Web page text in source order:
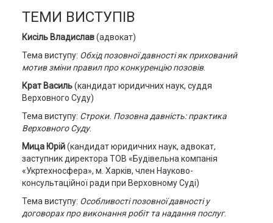
ТЕМИ ВИСТУПІВ
Кисіль Владислав(адвокат)
Тема виступу: Обхід позовної давності як прихований
мотив зміни правил про конкуренцію позовів.
Крат Василь(кандидат юридичних наук, суддя
Верховного Суду)
Тема виступу: Строки. Позовна давність: практика
Верховного Суду.
Мица Юрій(кандидат юридичних наук, адвокат,
заступник директора ТОВ «Будівельна компанія
«Укртехносфера», м. Харків, член Науково-
консультаційної ради при Верховному Суді)
Тема виступу: Особливості позовної давності у
договорах про виконання робіт та надання послуг.